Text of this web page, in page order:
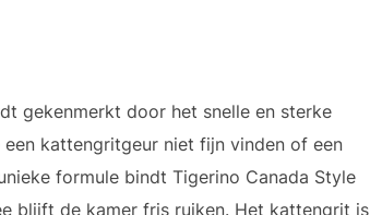
gekenmerkt door het snelle en sterke
kattengritgeur niet fijn vinden of een
formule bindt Tigerino Canada Style
blijft de kamer fris ruiken. Het kattengrit is